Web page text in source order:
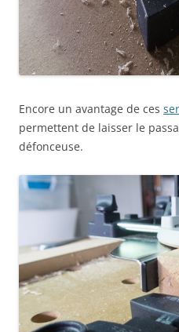
Encore un avantage de ces
permettent de laisser le
défonceuse.